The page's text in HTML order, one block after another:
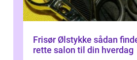
Frisør Ølstykke sådan finder du den
rette salon til din hverdag